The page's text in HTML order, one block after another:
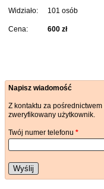
Widziało: 101 osób
Cena: 600 zł
Napisz wiadomość
Z kontaktu za
zweryfikowany użytkownik.
Twój numer telefonu *
Wyślij